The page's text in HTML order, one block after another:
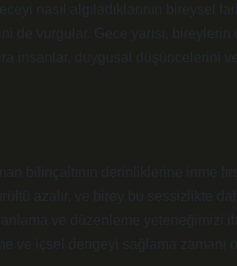
nasıl algıladıklarının bireysel
de vurgular. Gece yarısı, bireylerin
insanlar, duygusal düşüncelerini
bilinçaltının derinliklerine inme
azalır, ve birey bu sessizlikte
ve düzenleme yeteneğimizi
ve içsel dengeyi sağlama zamanı